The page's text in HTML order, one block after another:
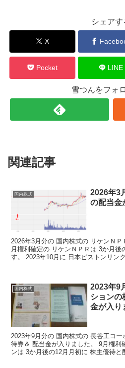
シェアす
X
Pocket LINE
雪つんをフォ
関連記事
国内株式
2026年3
の配当金
2026年3月分の 国内株式の リケンＮ
月権利確定の リケンＮＰＲは 3か月後
す。 2023年10月に 日本ピストンリン
国内株式
2023年9
ションの
金が入り
2023年9月分の 国内株式の 長谷工コ
待券＆ 配当金が入りました。 9月権利
ンは 3か月後の12月月初に 株主優待と